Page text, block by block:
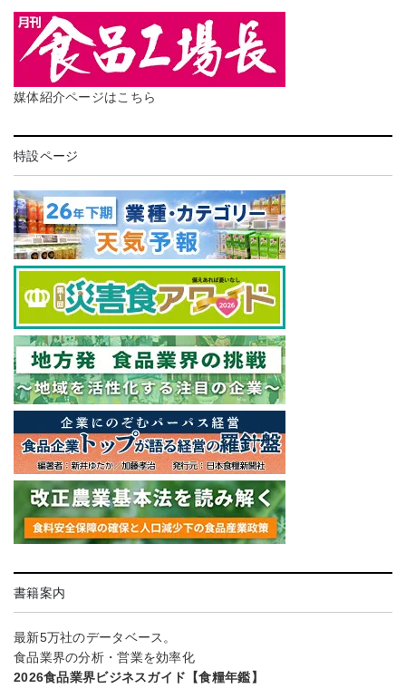
媒体紹介ページはこちら
特設ページ
書籍案内
最新5万社のデータベース。
食品業界の分析・営業を効率化
2026食品業界ビジネスガイド【食糧年鑑】